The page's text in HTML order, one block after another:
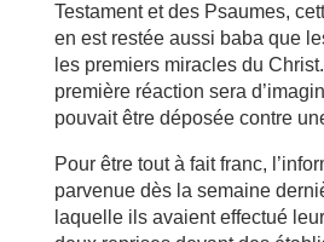
Testament et des Psaumes,
en est restée aussi baba que
les premiers miracles du
première réaction sera
pouvait être déposée contre
Pour être tout à fait franc,
parvenue dès la semaine
laquelle ils avaient effectué